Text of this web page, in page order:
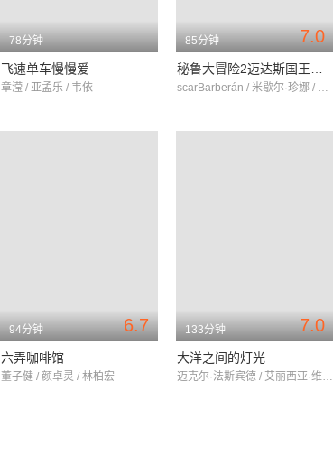
78分钟
飞速单车慢慢爱
章滢 / 亚孟乐 / 韦依
7.0
85分钟
scarBarberán / 米歇尔·珍娜 / 阿德里亚娜·乌加特
6.7
94分钟
六弄咖啡馆
董子健 / 颜卓灵 / 林柏宏
7.0
133分钟
大洋之间的灯光
迈克尔·法斯宾德 / 艾丽西亚·维坎德 / 蕾切尔·薇兹